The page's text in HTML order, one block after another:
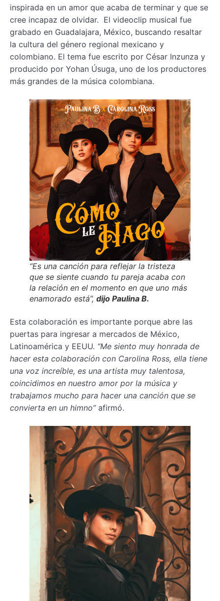
inspirada en un amor que acaba de terminar y que se
cree incapaz de olvidar. El videoclip musical fue
grabado en Guadalajara, México, buscando resaltar
la cultura del género regional mexicano y
colombiano. El tema fue escrito por César Inzunza y
producido por Yohan Úsuga, uno de los productores
más grandes de la música colombiana.
“Es una canción para reflejar la tristeza
que se siente cuando tu pareja acaba con
la relación en el momento en que uno más
enamorado está”, dijo Paulina B.
Esta colaboración es importante porque abre las
puertas para ingresar a mercados de México,
Latinoamérica y EEUU. “Me siento muy honrada de
hacer esta colaboración con Carolina Ross, ella tiene
una voz increíble, es una artista muy talentosa,
coincidimos en nuestro amor por la música y
trabajamos mucho para hacer una canción que se
convierta en un himno” afirmó.